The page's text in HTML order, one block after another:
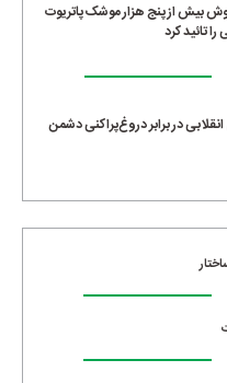
بیش از پنج هزار موشک پاتریوت
تائید کرد
در برابر دروغ‌پراکنی دشمن